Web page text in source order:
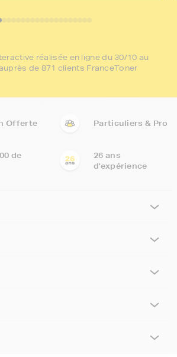
réalisée en ligne du 30/10 au
de 871 clients FranceToner
Offerte Particuliers & Pro
de
26 ans
d'expérience